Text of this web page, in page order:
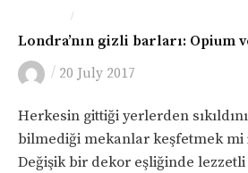
/
Londra’nın gizli barları: Opium
/ 20 July 2017
Herkesin gittiği yerlerden
bilmediği mekanlar keşfetmek mi
Değişik bir dekor eşliğinde